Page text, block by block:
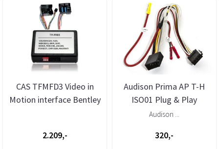
CAS TFMFD3 Video in
Motion interface Bentley
2.209,-
Audison Prima AP T-H
ISO01 Plug & Play
kabelsett
Audison ...
320,-